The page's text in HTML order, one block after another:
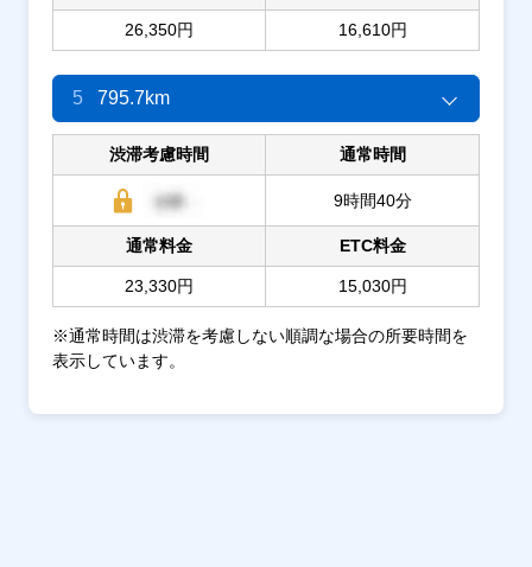
26,350円 16,610円
5 795.7km
渋滞考慮時間 通常時間
9時間40分
通常料金
23,330円
ETC料金
15,030円
※通常時間は渋滞を考慮しない順調な場合の所要時間を
表示しています。